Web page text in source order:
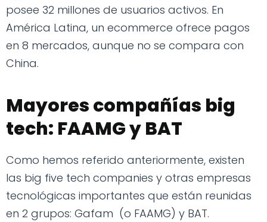
posee 32 millones de usuarios activos. En
América Latina, un ecommerce ofrece pagos
en 8 mercados, aunque no se compara con
China.
Mayores compañías big
tech: FAAMG y BAT
Como hemos referido anteriormente, existen
las big five tech companies y otras empresas
tecnológicas importantes que están reunidas
en 2 grupos: Gafam (o FAAMG) y BAT.